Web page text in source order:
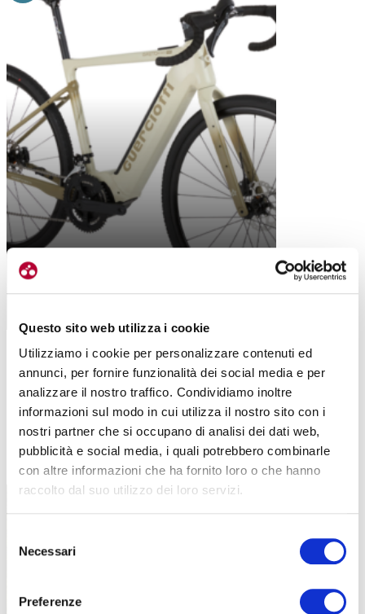
Questo sito web utilizza i cookie
Utilizziamo i cookie per personalizzare contenuti ed
annunci, per fornire funzionalità dei social media e per
analizzare il nostro traffico. Condividiamo inoltre
informazioni sul modo in cui utilizza il nostro sito con i
nostri partner che si occupano di analisi dei dati web,
pubblicità e social media, i quali potrebbero combinarle
con altre informazioni che ha fornito loro o che hanno
raccolto dal suo utilizzo dei loro servizi.
delNecessari
Preferenze
GRAVEL
GUERCIOTTI GRETO ION 630: LA E-BIKE
TUTTE LE CATEGORIE DEL MAGAZINE